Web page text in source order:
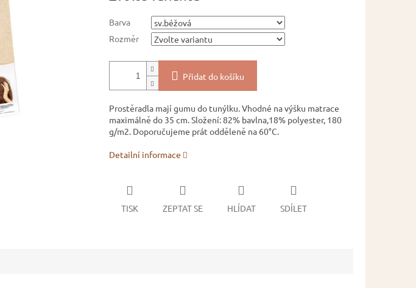
Barva
Rozměr
Přidat do košíku
Prostěradla mají gumu do tunýlku. Vhodné na výšku matrace
maximálně do 35 cm. Složení: 82% bavlna,18% polyester, 180
g/m2. Doporučujeme prát odděleně na 60°C.
Detailní informace
TISK ZEPTAT SE HLÍDAT SDÍLET